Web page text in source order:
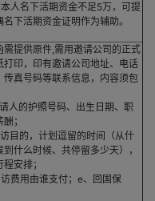
人名下活期资金不足5万，可提
名下活期资金证明作为辅助。
需提供原件,需用邀请公司的正式
打印，印有邀请公司地址、电话
传真号码等联系信息，内容须包
人的护照号码、出生日期、职
；
目的，计划逗留的时间（从什
到什么时候、共停留多少天），
程安排；
费用由谁支付；e、回国保